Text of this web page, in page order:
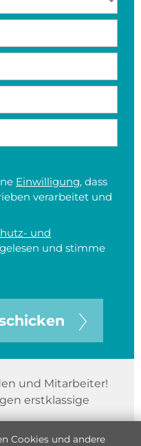
Einwilligung, dass
verarbeitet und
und
gelesen und stimme
und Mitarbeiter!
erstklassige
Cookies und andere